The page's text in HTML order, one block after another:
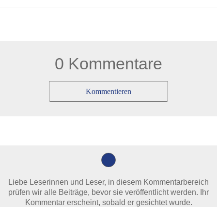
0 Kommentare
Kommentieren
Liebe Leserinnen und Leser, in diesem Kommentarbereich
prüfen wir alle Beiträge, bevor sie veröffentlicht werden. Ihr
Kommentar erscheint, sobald er gesichtet wurde.